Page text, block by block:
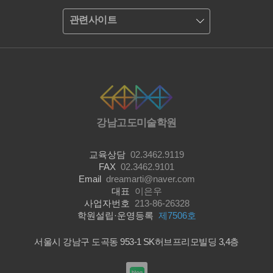
관련사이트
강남고도미술학원
교육상담 02.3462.9119
FAX 02.3462.9101
Email dreamarti@naver.com
대표
이은우
사업자번호
213-86-26328
학원설립·운영등록 제7506호
서울시 강남구 도곡동 953-1 SK허브프리모빌딩 3,4층